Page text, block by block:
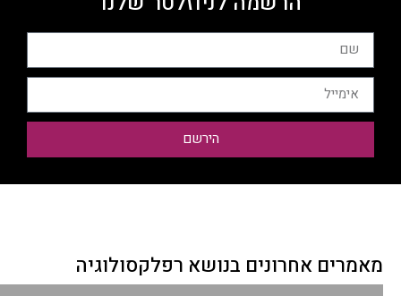
הירשם
מאמרים אחרונים בנושא רפלקסולוגיה